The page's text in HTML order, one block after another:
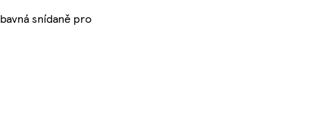
snídaně pro